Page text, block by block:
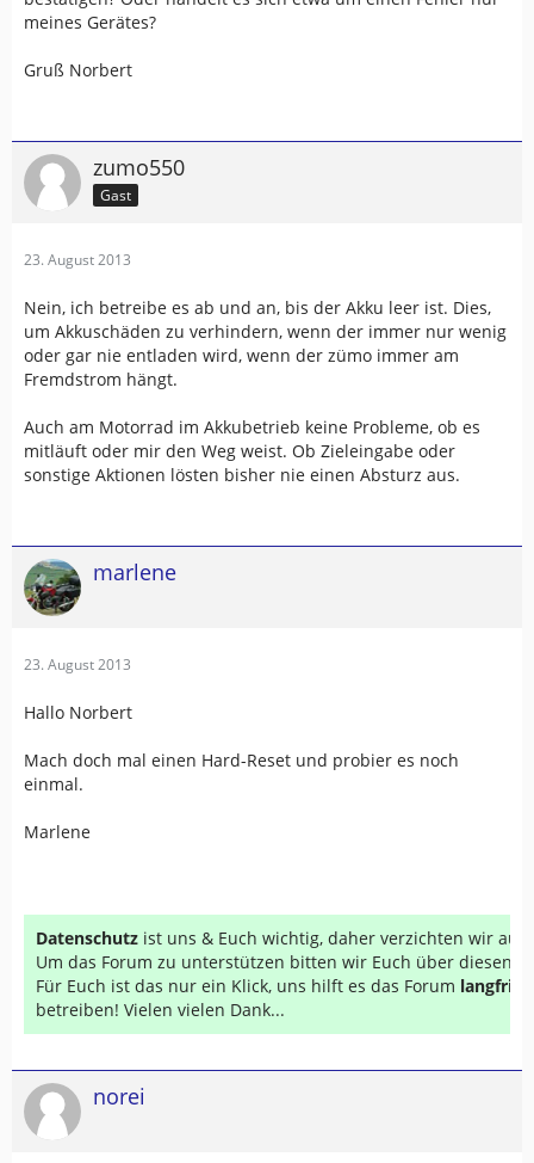
meines Gerätes?
Gruß Norbert
zumo550
Gast
23. August 2013
Nein, ich betreibe es ab und an, bis der Akku leer ist. Dies,
um Akkuschäden zu verhindern, wenn der immer nur wenig
oder gar nie entladen wird, wenn der zümo immer am
Fremdstrom hängt.
Auch am Motorrad im Akkubetrieb keine Probleme, ob es
mitläuft oder mir den Weg weist. Ob Zieleingabe oder
sonstige Aktionen lösten bisher nie einen Absturz aus.
marlene
23. August 2013
Hallo Norbert
Mach doch mal einen Hard-Reset und probier es noch
einmal.
Marlene
Datenschutz ist uns & Euch wichtig, daher verzichten wir auf
Um das Forum zu unterstützen bitten wir Euch über diesen
Für Euch ist das nur ein Klick, uns hilft es das Forum
betreiben! Vielen vielen Dank...
norei